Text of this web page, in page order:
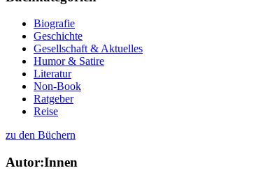
Biografie
Geschichte
Gesellschaft & Aktuelles
Humor & Satire
Literatur
Non-Book
Ratgeber
Reise
zu den Büchern
Autor:Innen